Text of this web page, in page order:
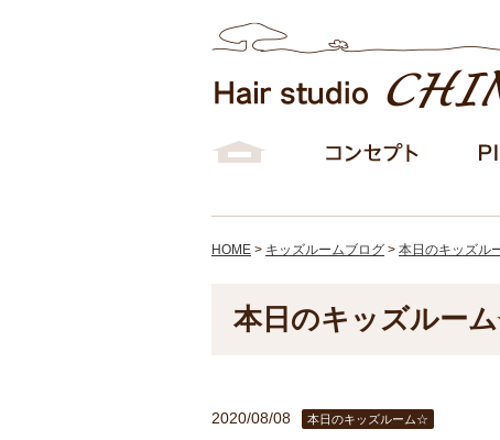
HOME > キッズルームブログ > 本日のキッズル
本日のキッズルーム
2020/08/08 本日のキッズルーム☆